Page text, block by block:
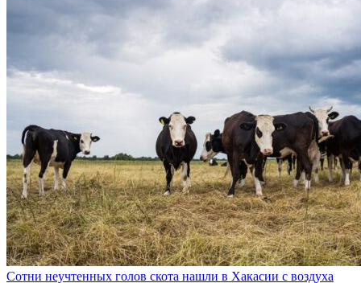
Сотни неучтенных голов скота нашли в Хакасии с воздуха